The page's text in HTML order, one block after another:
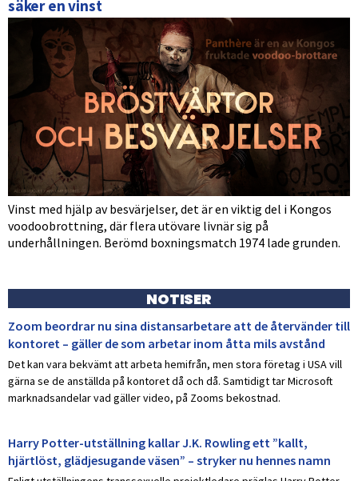
säker en vinst
Vinst med hjälp av besvärjelser, det är en viktig del i Kongos
voodoobrottning, där flera utövare livnär sig på
underhållningen. Berömd boxningsmatch 1974 lade grunden.
NOTISER
Zoom beordrar nu sina distansarbetare att de återvänder till
kontoret – gäller de som arbetar inom åtta mils avstånd
Det kan vara bekvämt att arbeta hemifrån, men stora företag i USA vill
gärna se de anställda på kontoret då och då. Samtidigt tar Microsoft
marknadsandelar vad gäller video, på Zooms bekostnad.
Harry Potter-utställning kallar J.K. Rowling ett ”kallt,
hjärtlöst, glädjesugande väsen” – stryker nu hennes namn